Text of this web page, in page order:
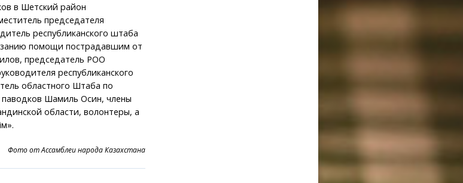
в Шетский район
председателя
республиканского штаба
помощи пострадавшим от
председатель РОО
республиканского
областного Штаба по
Шамиль Осин, члены
области, волонтеры, а
Фото от Ассамблеи народа Казахстана